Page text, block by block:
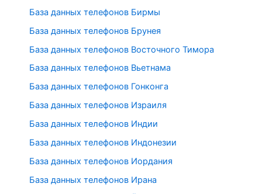
База данных телефонов Бирмы
База данных телефонов Брунея
База данных телефонов Восточного Тимора
База данных телефонов Вьетнама
База данных телефонов Гонконга
База данных телефонов Израиля
База данных телефонов Индии
База данных телефонов Индонезии
База данных телефонов Иордания
База данных телефонов Ирана